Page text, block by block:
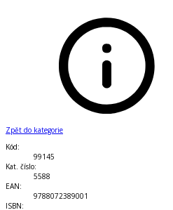
Zpět do kategorie
Kód:
99145
Kat. číslo:
5588
EAN:
9788072389001
ISBN: